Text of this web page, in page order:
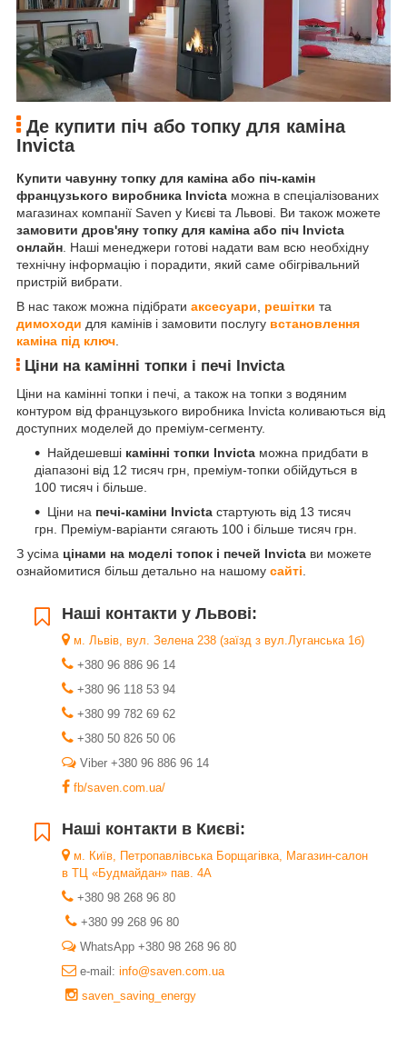
Де купити піч або топку для каміна
Invicta
Купити чавунну топку для каміна або піч-камін
французького виробника Invicta можна в спеціалізованих
магазинах компанії Saven у Києві та Львові. Ви також можете
замовити дров'яну топку для каміна або піч Invicta
онлайн . Наші менеджери готові надати вам всю необхідну
технічну інформацію і порадити, який саме обігрівальний
пристрій вибрати.
В нас також можна підібрати аксесуари решітки та
димоходи для камінів і замовити послугу встановлення
каміна під ключ
Ціни на камінні топки і печі Invicta
Ціни на камінні топки і печі, а також на топки з водяним
контуром від французького виробника Invicta коливаються від
доступних моделей до преміум-сегменту.
Найдешевші камінні топки Invicta можна придбати в
діапазоні від 12 тисяч грн, преміум-топки обійдуться в
100 тисяч і більше.
Ціни на печі-каміни Invicta стартують від 13 тисяч
грн. Преміум-варіанти сягають 100 і більше тисяч грн.
З усіма цінами на моделі топок і печей Invicta ви можете
ознайомитися більш детально на нашому сайті
Наші контакти у Львові:
м. Львів, вул. Зелена 238 (заїзд з вул.Луганська 1б)
+380 96 886 96 14
+380 96 118 53 94
+380 99 782 69 62
+380 50 826 50 06
Viber +380 96 886 96 14
fb/saven.com.ua/
Наші контакти в Києві:
м. Київ, Петропавлівська Борщагівка, Магазин-салон
в ТЦ «Будмайдан» пав. 4А
+380 98 268 96 80
+380 99 268 96 80
WhatsApp +380 98 268 96 80
e-mail: info@saven.com.ua
saven_saving_energy